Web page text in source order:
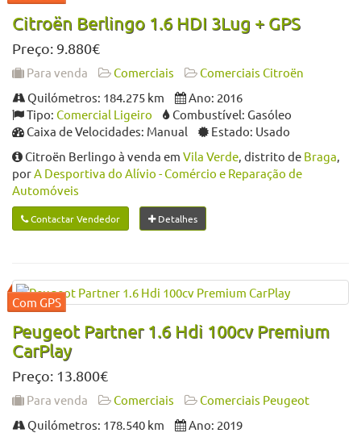
Citroën Berlingo 1.6 HDI 3Lug + GPS
Preço: 9.880€
Para venda Comerciais
Comerciais Citroën
Quilómetros: 184.275 km
Ano: 2016
Tipo: Comercial Ligeiro
Combustível: Gasóleo
Caixa de Velocidades: Manual
Estado: Usado
Citroën Berlingo à venda em Vila Verde, distrito de Braga,
porA Desportiva do Alívio - Comércio e Reparação de
Automóveis
Contactar Vendedor Detalhes
Peugeot Partner 1.6 Hdi 100cv Premium
CarPlay
Preço: 13.800€
Para venda Comerciais
Comerciais Peugeot
Quilómetros: 178.540 km
Ano: 2019